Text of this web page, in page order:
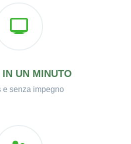
UN MINUTO
e senza impegno